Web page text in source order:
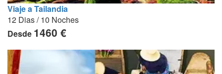
Viaje a Tailandia
12 Dias / 10 Noches
Desde 1460 €